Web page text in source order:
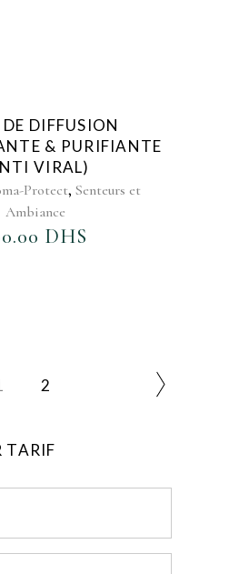
DIFFUSION
& PURIFIANTE
VIRAL)
Protect, Senteurs et
Ambiance
DHS
2
TARIF